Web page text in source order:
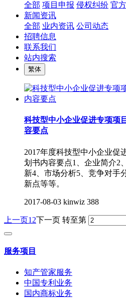
全部 项目申报 侵权纠纷 官
新闻资讯
全部 业内资讯 公司动态
招聘信息
联系我们
站内搜索
繁体
科技型中小企业促进专项项
容要点
2017年度科技型中小企业促
划书内容要点1、企业简介2
新4、市场分析5、竞争对手
新点等等。
2017-08-03 kinwiz 388
上一页1 2下一页 转至第
服务项目
知产管家服务
中国专利业务
国内商标业务